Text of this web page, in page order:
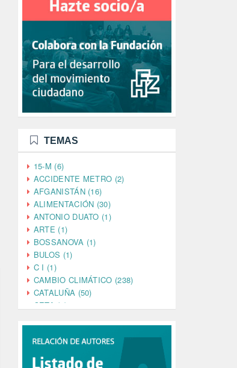
TEMAS
15-M (6)
ACCIDENTE METRO (2)
AFGANISTÁN (16)
ALIMENTACIÓN (30)
ANTONIO DUATO (1)
ARTE (1)
BOSSANOVA (1)
BULOS (1)
C I (1)
CAMBIO CLIMÁTICO (238)
CATALUÑA (50)
CETA (2)
CINE (35)
CIUDADANÍA (633)